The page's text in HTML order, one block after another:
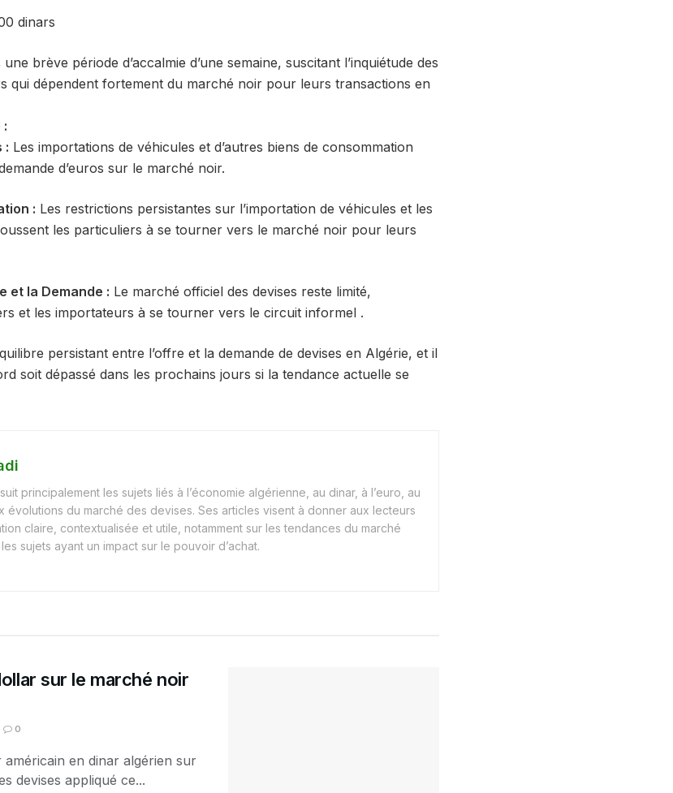
dinars
brève période d’accalmie d’une semaine, suscitant l’inquiétude des
qui dépendent fortement du marché noir pour leurs transactions en
:
: Les importations de véhicules et d’autres biens de consommation
d’euros sur le marché noir.
: Les restrictions persistantes sur l’importation de véhicules et les
les particuliers à se tourner vers le marché noir pour leurs
et la Demande : Le marché officiel des devises reste limité,
et les importateurs à se tourner vers le circuit informel .
persistant entre l’offre et la demande de devises en Algérie, et il
soit dépassé dans les prochains jours si la tendance actuelle se
principalement les sujets liés à l’économie algérienne, au dinar, à l’euro, au
évolutions du marché des devises. Ses articles visent à donner aux lecteurs
claire, contextualisée et utile, notamment sur les tendances du marché
sujets ayant un impact sur le pouvoir d’achat.
sur le marché noir
0
en dinar algérien sur
devises appliqué ce...